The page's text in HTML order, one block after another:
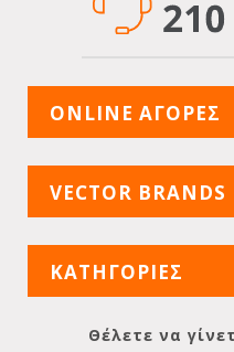
ONLINE ΑΓΟΡΕΣ
VECTOR BRANDS
ΚΑΤΗΓΟΡΙΕΣ
Θέλετε να